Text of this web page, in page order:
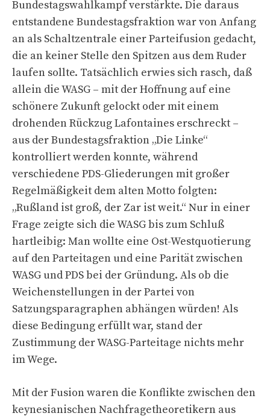
Bundestagswahlkampf verstärkte. Die daraus
entstandene Bundestagsfraktion war von Anfang
an als Schaltzentrale einer Parteifusion gedacht,
die an keiner Stelle den Spitzen aus dem Ruder
laufen sollte. Tatsächlich erwies sich rasch, daß
allein die WASG – mit der Hoffnung auf eine
schönere Zukunft gelockt oder mit einem
drohenden Rückzug Lafontaines erschreckt –
aus der Bundestagsfraktion „Die Linke“
kontrolliert werden konnte, während
verschiedene PDS-Gliederungen mit großer
Regelmäßigkeit dem alten Motto folgten:
„Rußland ist groß, der Zar ist weit.“ Nur in einer
Frage zeigte sich die WASG bis zum Schluß
hartleibig: Man wollte eine Ost-Westquotierung
auf den Parteitagen und eine Parität zwischen
WASG und PDS bei der Gründung. Als ob die
Weichenstellungen in der Partei von
Satzungsparagraphen abhängen würden! Als
diese Bedingung erfüllt war, stand der
Zustimmung der WASG-Parteitage nichts mehr
im Wege.
Mit der Fusion waren die Konflikte zwischen den
keynesianischen Nachfragetheoretikern aus